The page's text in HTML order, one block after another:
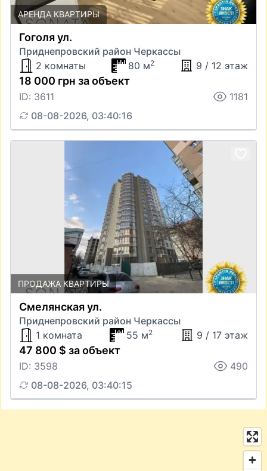
АРЕНДА КВАРТИРЫ
Гоголя ул.
Приднепровский район Черкассы
2 комнаты
80 м2 9 / 12 этаж
18 000 грн за объект
ID: 3611
1181
08-08-2026, 03:40:16
ПРОДАЖА КВАРТИРЫ
Смелянская ул.
Приднепровский район Черкассы
1 комната
55 м2 9 / 17 этаж
47 800 $ за объект
ID: 3598
490
08-08-2026, 03:40:15